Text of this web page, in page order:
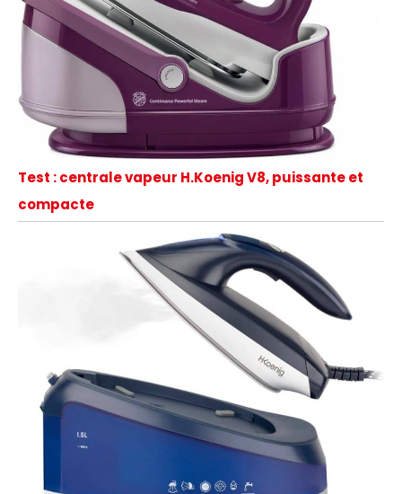
Test : centrale vapeur H.Koenig V8, puissante et
compacte